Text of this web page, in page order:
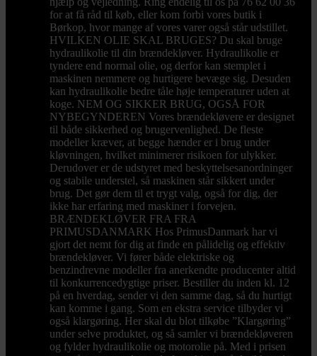
for at få råd til køb, eller kom forbi vores butik i
Børkop, hvor mange af vores varer også står udstillet.
HVILKEN OLIE SKAL BRUGES? Du skal bruge
hydraulikolie til din brændekløver. Hydraulikolie er
tyndere end normal olie, og derfor kan stemplet i
maskinen nemmere og hurtigere bevæge sig. Desuden
kan hydraulikolie bedre tåle høje temperaturer uden at
koge. NEM OG SIKKER BRUG, OGSÅ FOR
NYBEGYNDEREN Vores brændekløvere er designet
til både sikkerhed og brugervenlighed. De fleste
modeller kræver, at begge hænder er i brug under
kløvningen, hvilket minimerer risikoen for ulykker.
Derudover er de udstyret med beskyttelsesanordninger
og stabile understel, så maskinen står sikkert under
brug. Det gør dem til et trygt valg, også for dig, der
ikke har erfaring med maskiner i forvejen.
BRÆNDEKLØVER FRA FRA
PRIMUSDANMARK Hos PrimusDanmark har vi
gjort det nemt for dig at finde en pålidelig og effektiv
brændekløver. Vi fører både elektriske og
benzindrevne modeller fra anerkendte producenter altid
til konkurrencedygtige priser. Bestiller du inden kl. 12
på en hverdag, sender vi den samme dag, så du hurtigt
kan komme i gang. Som en ekstra service tilbyder vi
også klargøring. Her skal du blot tilkøbe ”Klargøring”
under selve produktet, og så samler vi brændekløveren
og fylder hydraulikolie og motorolie på. Med i prisen